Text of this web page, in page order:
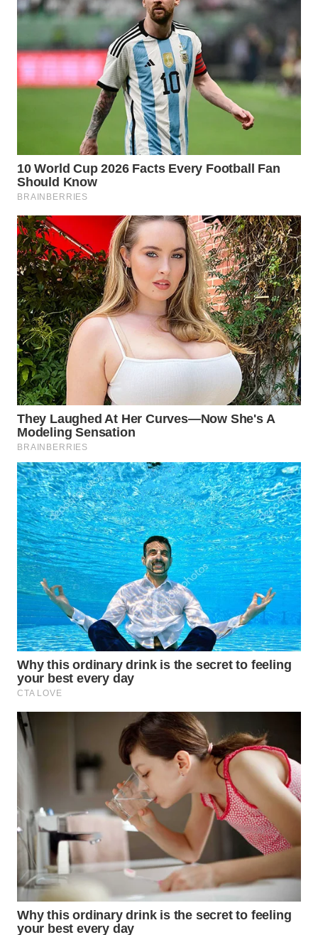
TENGAH
WN DELI
SERDANG
WN
PAKPAK
WN
KARAWANG
WN
BEKASI
WN
BOGOR
WN
DEPOK
WN
TAPANULI
WN
SAMOSIR
WN
PADANG
LAWAS
WN
SUMEDANG
WN
CIANJUR
KEPULAUAN
TANGERANG
WN
BINJAI
WN
CIREBON